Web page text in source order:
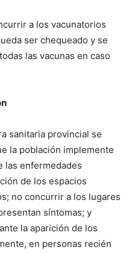
a los vacunatorios
ser chequeado y se
las vacunas en caso
sanitaria provincial se
la población implemente
las enfermedades
de los espacios
no concurrir a los lugares
síntomas; y
la aparición de los
en personas recién